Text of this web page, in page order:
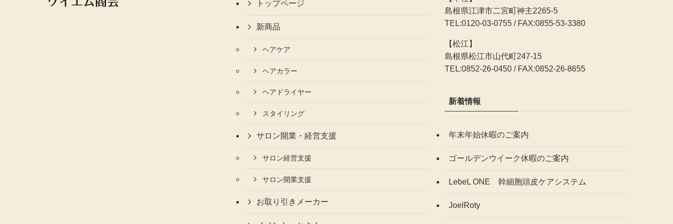
トップページ
新商品
ヘアケア
ヘアカラー
ヘアドライヤー
スタイリング
サロン開業・経営支援
サロン経営支援
サロン開業支援
お取り引きメーカー
島根県江津市二宮町神主2265-5
TEL:0120-03-0755 / FAX:0855-53-3380
【松江】
島根県松江市山代町247-15
TEL:0852-26-0450 / FAX:0852-26-8655
新着情報
年末年始休暇のご案内
ゴールデンウイーク休暇のご案内
LebeL ONE 幹細胞頭皮ケアシステム
JoelRoty